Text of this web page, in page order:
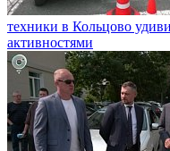
техники в Кольцово
активностями